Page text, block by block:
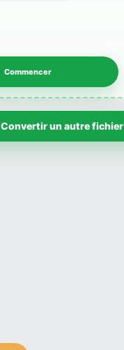
Convertir un autre fichier